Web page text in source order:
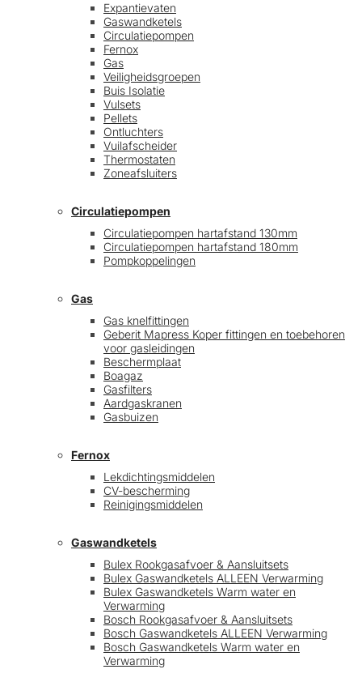
Expantievaten
Gaswandketels
Circulatiepompen
Fernox
Gas
Veiligheidsgroepen
Buis Isolatie
Vulsets
Pellets
Ontluchters
Vuilafscheider
Thermostaten
Zoneafsluiters
Circulatiepompen
Circulatiepompen hartafstand 130mm
Circulatiepompen hartafstand 180mm
Pompkoppelingen
Gas
Gas knelfittingen
Geberit Mapress Koper fittingen en toebehoren
voor gasleidingen
Beschermplaat
Boagaz
Gasfilters
Aardgaskranen
Gasbuizen
Fernox
Lekdichtingsmiddelen
CV-bescherming
Reinigingsmiddelen
Gaswandketels
Bulex Rookgasafvoer & Aansluitsets
Bulex Gaswandketels ALLEEN Verwarming
Bulex Gaswandketels Warm water en
Verwarming
Bosch Rookgasafvoer & Aansluitsets
Bosch Gaswandketels ALLEEN Verwarming
Bosch Gaswandketels Warm water en
Verwarming